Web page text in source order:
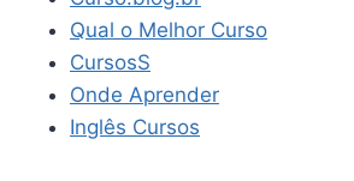
Qual o Melhor Curso
CursosS
Onde Aprender
Inglês Cursos